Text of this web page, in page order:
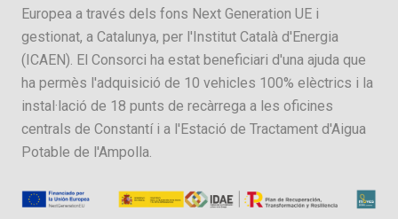
Europea a través dels fons Next Generation UE i
gestionat, a Catalunya, per l'Institut Català d'Energia
(ICAEN). El Consorci ha estat beneficiari d'una ajuda que
ha permès l'adquisició de 10 vehicles 100% elèctrics i la
instal·lació de 18 punts de recàrrega a les oficines
centrals de Constantí i a l'Estació de Tractament d'Aigua
Potable de l'Ampolla.